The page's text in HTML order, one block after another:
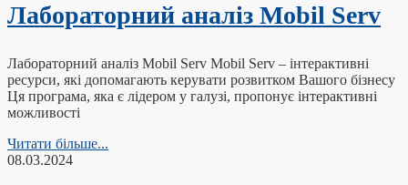
Лабораторний аналіз Mobil Serv
Лабораторний аналіз Mobil Serv Mobil Serv – інтерактивні
ресурси, які допомагають керувати розвитком Вашого бізнесу
Ця програма, яка є лідером у галузі, пропонує інтерактивні
можливості
Читати більше...
08.03.2024